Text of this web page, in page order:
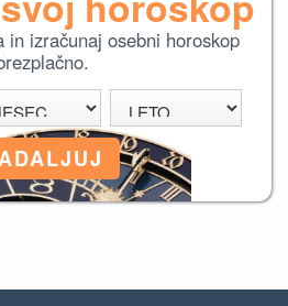
in izračunaj osebni horoskop